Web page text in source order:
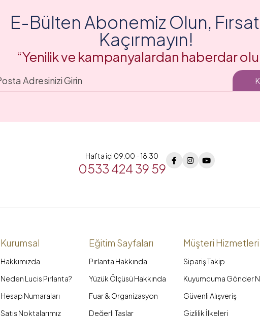
E-Bülten Abonemiz Olun,
Kaçırmayın!
“Yenilik ve kampanyalardan haberdar
Hafta içi 09:00 - 18:30
0533 424 39 59
Kurumsal
Hakkımızda
Neden Lucis Pırlanta?
Hesap Numaraları
Satış Noktalarımız
Eğitim Sayfaları
Pırlanta Hakkında
Yüzük Ölçüsü Hakkında
Fuar & Organizasyon
Değerli Taşlar
Müşteri Hizmetleri
Sipariş Takip
Kuyumcuma Gönder
Güvenli Alışveriş
Gizlilik İlkeleri